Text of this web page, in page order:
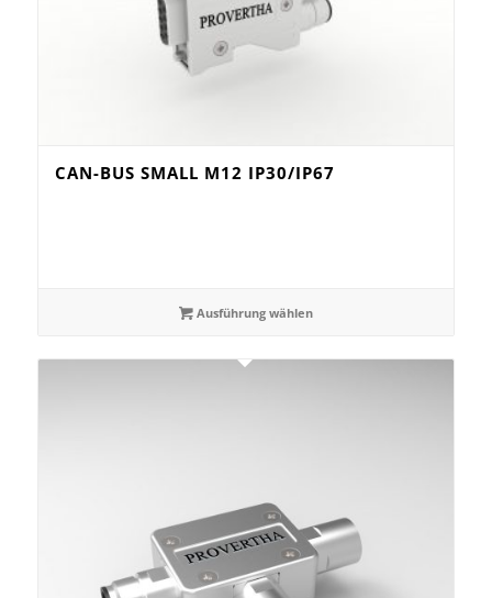
CAN-BUS SMALL M12 IP30/IP67
Ausführung wählen